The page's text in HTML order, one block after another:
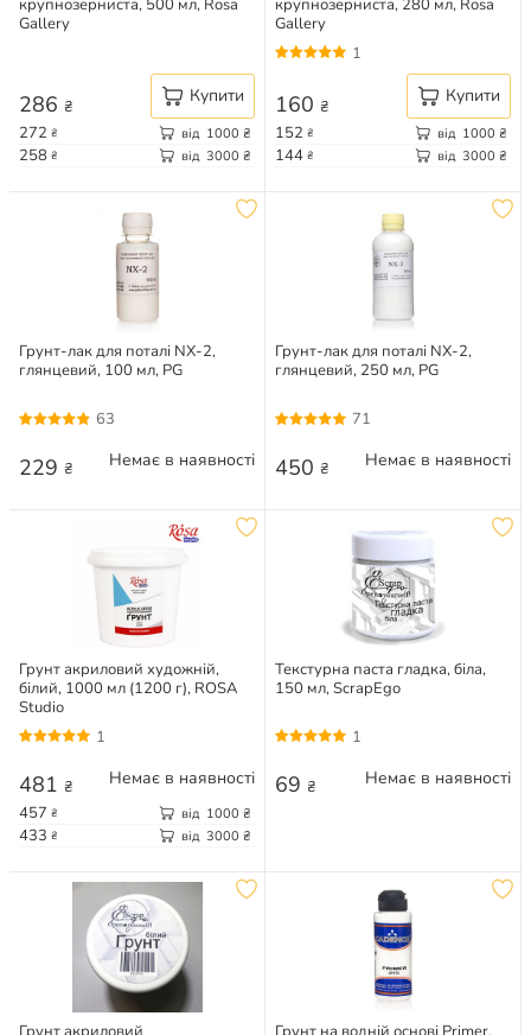
крупнозерниста, 500 мл, Rosa
Gallery
286 ₴ Купити
272 ₴ від 1000 ₴
258 ₴ від 3000 ₴
крупнозерниста, 280 мл, Rosa
Gallery
1
160 ₴ Купити
152 ₴ від 1000 ₴
144 ₴ від 3000 ₴
Грунт-лак для поталі NX-2,
глянцевий, 100 мл, PG
63
229 ₴ Немає в наявності
Грунт-лак для поталі NX-2,
глянцевий, 250 мл, PG
71
450 ₴ Немає в наявності
Грунт акриловий художній,
білий, 1000 мл (1200 г), ROSA
Studio
1
481 ₴ Немає в наявності
457 ₴ від 1000 ₴
433 ₴ від 3000 ₴
Текстурна паста гладка, біла,
150 мл, ScrapEgo
1
69 ₴ Немає в наявності